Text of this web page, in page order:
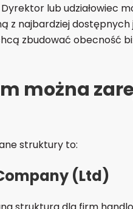
lub udziałowiec
z najbardziej
zbudować obecność
można
struktury to:
(Ltd)